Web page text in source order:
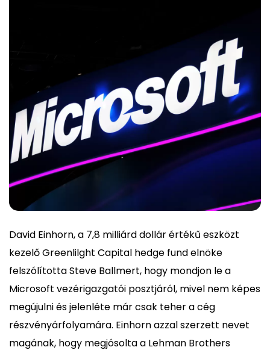
David Einhorn, a 7,8 milliárd dollár értékű eszközt
kezelő Greenlilght Capital hedge fund elnöke
felszólította Steve Ballmert, hogy mondjon le a
Microsoft vezérigazgatói posztjáról, mivel nem képes
megújulni és jelenléte már csak teher a cég
részvényárfolyamára. Einhorn azzal szerzett nevet
magának, hogy megjósolta a Lehman Brothers